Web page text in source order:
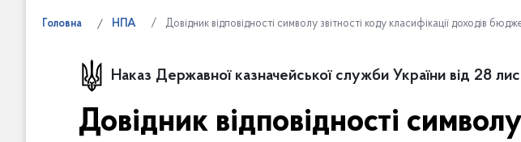
Головна НПА Довідник відповідності символу звітності коду класифікації доходів
Наказ Державної казначейської служби України від 28
Довідник відповідності